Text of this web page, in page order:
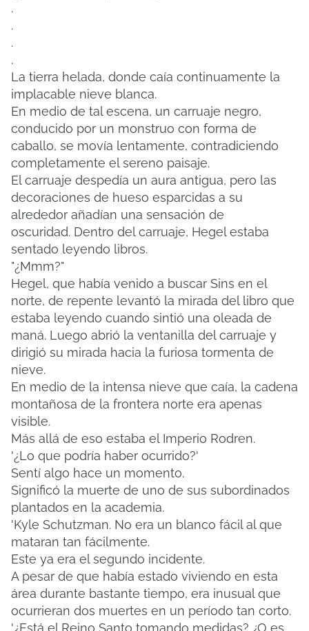
.
.
.
.
La tierra helada, donde caía continuamente la
implacable nieve blanca.
En medio de tal escena, un carruaje negro,
conducido por un monstruo con forma de
caballo, se movía lentamente, contradiciendo
completamente el sereno paisaje.
El carruaje despedía un aura antigua, pero las
decoraciones de hueso esparcidas a su
alrededor añadían una sensación de
oscuridad. Dentro del carruaje, Hegel estaba
sentado leyendo libros.
"¿Mmm?"
Hegel, que había venido a buscar Sins en el
norte, de repente levantó la mirada del libro que
estaba leyendo cuando sintió una oleada de
maná. Luego abrió la ventanilla del carruaje y
dirigió su mirada hacia la furiosa tormenta de
nieve.
En medio de la intensa nieve que caía, la cadena
montañosa de la frontera norte era apenas
visible.
Más allá de eso estaba el Imperio Rodren.
'¿Lo que podría haber ocurrido?'
Sentí algo hace un momento.
Significó la muerte de uno de sus subordinados
plantados en la academia.
'Kyle Schutzman. No era un blanco fácil al que
mataran tan fácilmente.
Este ya era el segundo incidente.
A pesar de que había estado viviendo en esta
área durante bastante tiempo, era inusual que
ocurrieran dos muertes en un período tan corto.
'¿Está el Reino Santo tomando medidas? ¿O es